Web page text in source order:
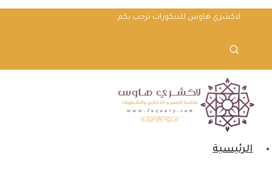
التجاوز
المحتوى
لاكشري هاوس للديكورات ترحب بكم
الرئيسية